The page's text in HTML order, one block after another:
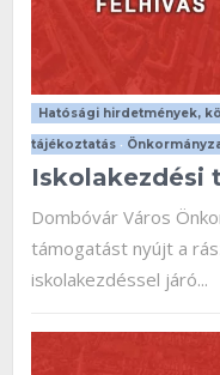
Hatósági hirdetmények,
tájékoztatás •
Iskolakezdési
Dombóvár Város
támogatást nyújt a
iskolakezdéssel járó...